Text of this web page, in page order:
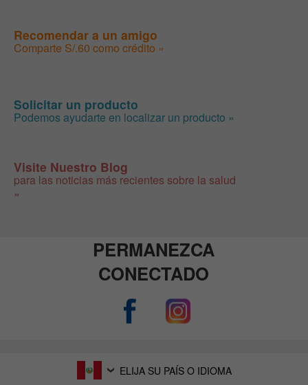
Recomendar a un amigo
Comparte S/.60 como crédito »
Solicitar un producto
Podemos ayudarte en localizar un producto »
Visite Nuestro Blog
para las noticias más recientes sobre la salud
»
PERMANEZCA
CONECTADO
ELIJA SU PAÍS O IDIOMA